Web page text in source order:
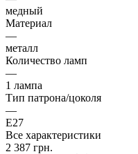
медный
Материал
—
металл
Количество ламп
—
1 лампа
Тип патрона/цоколя
—
E27
Все характеристики
2 387 грн.